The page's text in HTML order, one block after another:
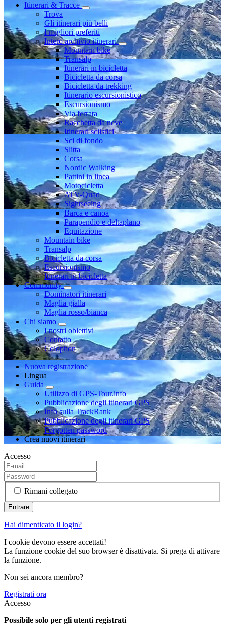
Itinerari & Tracce
Trova
Gli itinerari più belli
I migliori preferiti
Intero archivio itinerari
Mountain bike
Transalp
Itinerari in bicicletta
Bicicletta da corsa
Bicicletta da trekking
Itinerario escursionistico
Escursionismo
Via ferrata
Racchetta da neve
Itinerari sciistici
Sci di fondo
Slitta
Corsa
Nordic Walking
Pattini in linea
Motocicletta
ATV-Quad
Sightseeing
Barca e canoa
Parapendio e deltaplano
Equitazione
Mountain bike
Transalp
Bicicletta da corsa
Escursionismo
Itinerari in bicicletta
Community
Dominatori itinerari
Maglia gialla
Maglia rosso/bianca
Chi siamo
I nostri obiettivi
Contatto
Colophon
Nuova registrazione
Lingua
Guida
Utilizzo di GPS-Tour.info
Pubblicazione degli itinerari GPS
Info sulla TrackRank
Pubblicazione degli itinerari GPS
Forgotten password
Crea nuovi itinerari
Accesso
Rimani collegato
Hai dimenticato il login?
I cookie devono essere accettati!
La funzione cookie del suo browser è disattivata. Si prega di attivare
la funzione.
Non sei ancora membro?
Registrati ora
Accesso
Possibile solo per gli utenti registrati